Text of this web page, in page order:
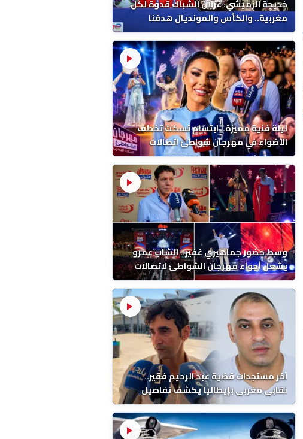
خديجة الرميشي: غزلان الشباك قدوة لكل
مغربية.. والكأس والمونديال هدفنا
ليلة فنية مميزة.. ابتسام تسكت تخطف
الأضواء في مهرجان شواطئ اتصالات
المغرب بالمضيق
وسط حضور جماهيري غفير.. الشاب عمرو
يشعل أجواء مهرجان الشواطئ لاتصالات
المغرب بطنجة
آخر مستجدات قضية عبد الرحيم فقير..
نقابي مغربي بإيطاليا يكشف تفاصيل
الوفاة ونتائج التشريح